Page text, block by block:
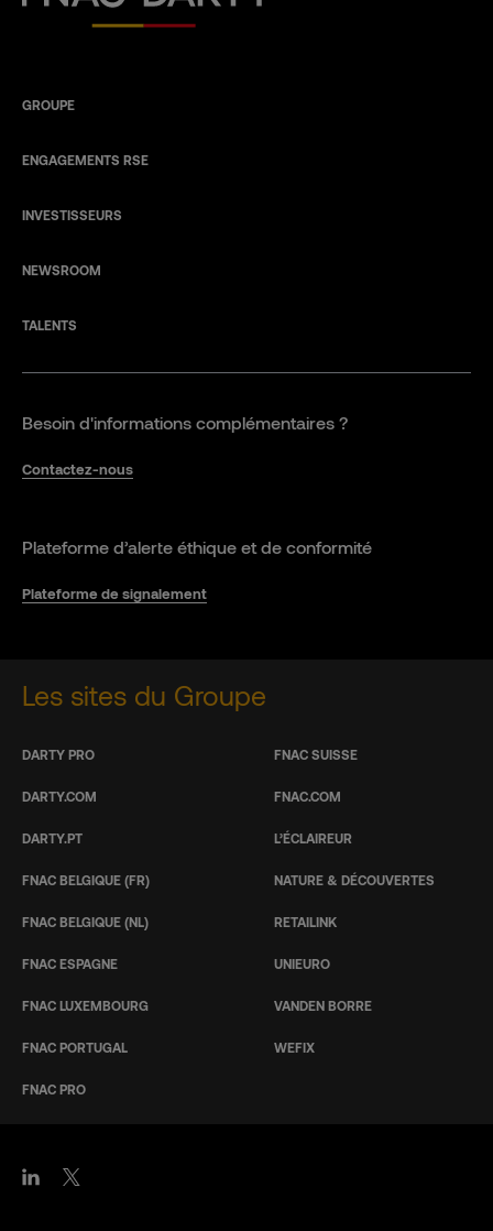
GROUPE
ENGAGEMENTS RSE
INVESTISSEURS
NEWSROOM
TALENTS
Besoin d'informations complémentaires ?
Contactez-nous
Plateforme d’alerte éthique et de conformité
Plateforme de signalement
Les sites du Groupe
DARTY PRO
DARTY.COM
DARTY.PT
FNAC BELGIQUE (FR)
FNAC BELGIQUE (NL)
FNAC ESPAGNE
FNAC LUXEMBOURG
FNAC PORTUGAL
FNAC PRO
FNAC SUISSE
FNAC.COM
L’ÉCLAIREUR
NATURE & DÉCOUVERTES
RETAILINK
UNIEURO
VANDEN BORRE
WEFIX